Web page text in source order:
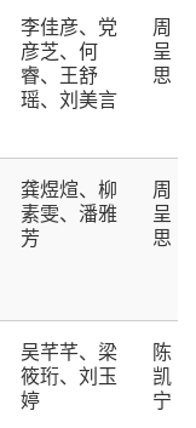
李佳彦、党
彦芝、何
睿、王舒
瑶、刘美言
周
呈
思
龚煜煊、柳
素雯、潘雅
芳
周
呈
思
吴芊芊、梁
筱珩、刘玉
婷
陈
凯
宁